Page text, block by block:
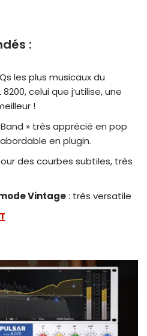
:
les plus musicaux du
celui que j’utilise, une
!
Band » très apprécié en pop
en plugin.
des courbes subtiles, très
Vintage: très versatile